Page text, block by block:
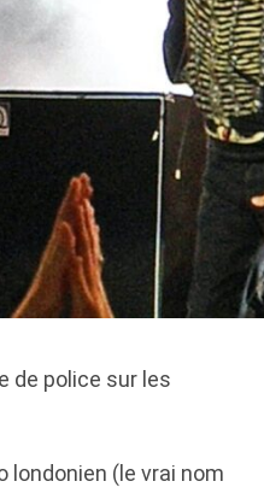
de police sur les
(le vrai nom